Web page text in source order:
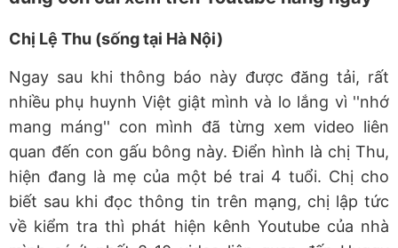
Chị Lệ Thu (sống tại Hà Nội)
Ngay sau khi thông báo này được đăng tải, rất
nhiều phụ huynh Việt giật mình và lo lắng vì ''nhớ
mang máng'' con mình đã từng xem video liên
quan đến con gấu bông này. Điển hình là chị Thu,
hiện đang là mẹ của một bé trai 4 tuổi. Chị cho
biết sau khi đọc thông tin trên mạng, chị lập tức
về kiểm tra thì phát hiện kênh Youtube của nhà